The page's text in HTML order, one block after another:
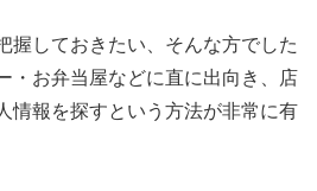
握しておきたい、そんな方でした
・お弁当屋などに直に出向き、店
情報を探すという方法が非常に有